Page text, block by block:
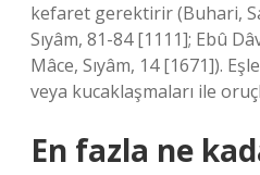
kefaret gerektirir (Buhari,
Sıyâm, 81-84 [1111]; Ebû
Mâce, Sıyâm, 14 [1671]).
veya kucaklaşmaları ile
En fazla ne